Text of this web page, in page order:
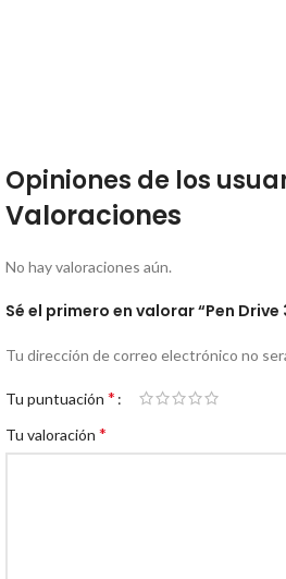
Opiniones de los
Valoraciones
No hay valoraciones aún.
Sé el primero en valorar “Pen Drive
Tu dirección de correo electrónico no
Tu puntuación *
Tu valoración *